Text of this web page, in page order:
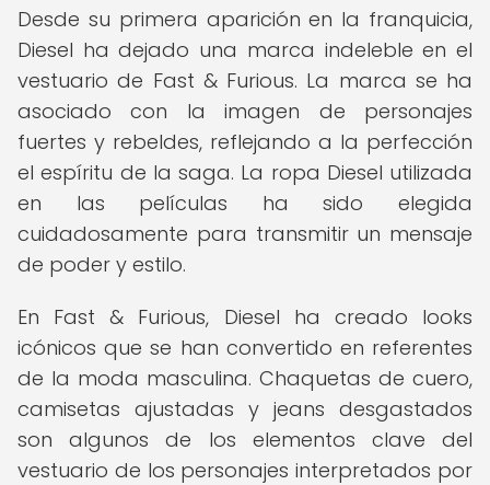
Desde su primera aparición en la franquicia,
Diesel ha dejado una marca indeleble en el
vestuario de Fast & Furious. La marca se ha
asociado con la imagen de personajes
fuertes y rebeldes, reflejando a la perfección
el espíritu de la saga. La ropa Diesel utilizada
en las películas ha sido elegida
cuidadosamente para transmitir un mensaje
de poder y estilo.
En Fast & Furious, Diesel ha creado looks
icónicos que se han convertido en referentes
de la moda masculina. Chaquetas de cuero,
camisetas ajustadas y jeans desgastados
son algunos de los elementos clave del
vestuario de los personajes interpretados por